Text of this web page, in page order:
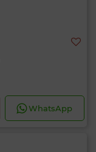
WhatsApp